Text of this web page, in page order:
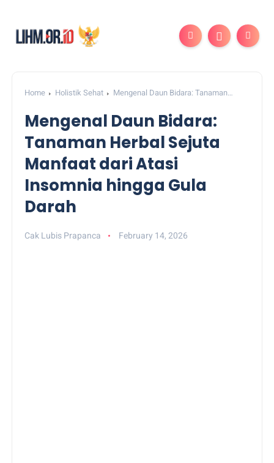
Home Holistik Sehat
Mengenal Daun Bidara: Tanaman
Mengenal Daun Bidara:
Tanaman Herbal Sejuta
Manfaat dari Atasi
Insomnia hingga Gula
Darah
Cak Lubis Prapanca February 14, 2026